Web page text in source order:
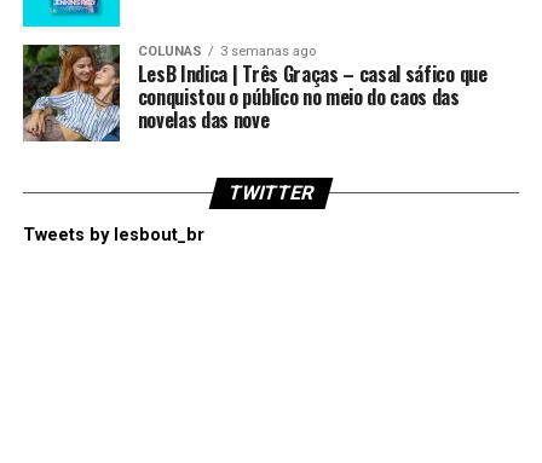
COLUNAS 3 semanas ago
LesB Indica | Três Graças – casal sáfico que
conquistou o público no meio do caos das
novelas das nove
TWITTER
Tweets by lesbout_br